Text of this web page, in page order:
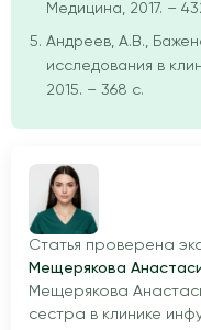
Медицина, 2017. –
Андреев, А.В.,
исследования в
2015. – 368 с.
Статья проверена
Мещерякова
Мещерякова
сестра в клинике